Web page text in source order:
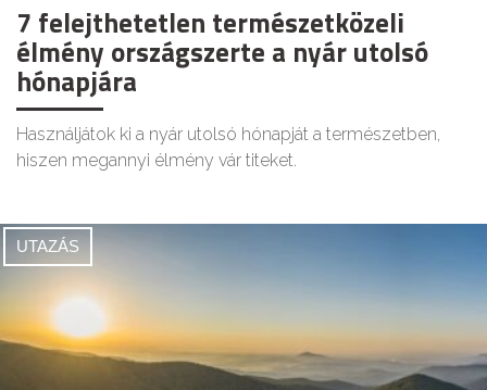
7 felejthetetlen természetközeli
élmény országszerte a nyár utolsó
hónapjára
Használjátok ki a nyár utolsó hónapját a természetben,
hiszen megannyi élmény vár titeket.
UTAZÁS